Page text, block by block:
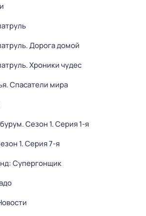
Дорога домой
Хроники чудес
Спасатели мира
. Сезон 1. Серия 1-я
1. Серия 7-я
Супергонщик